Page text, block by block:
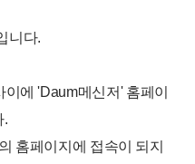
니다.
에 'Daum메신저' 홈페이
.
홈페이지에 접속이 되지